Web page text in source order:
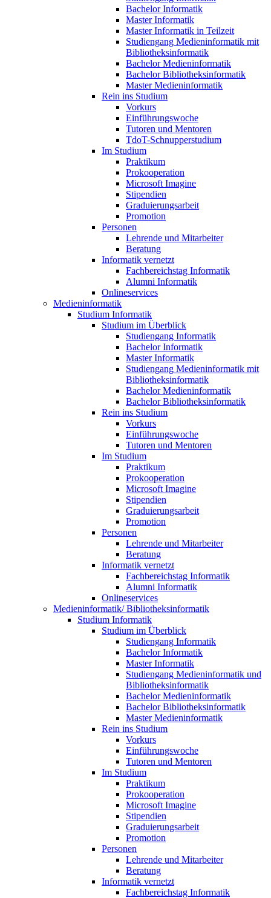
Bachelor Informatik
Master Informatik
Master Informatik in Teilzeit
Studiengang Medieninformatik mit
Bibliotheksinformatik
Bachelor Medieninformatik
Bachelor Bibliotheksinformatik
Master Medieninformatik
Rein ins Studium
Vorkurs
Einführungswoche
Tutoren und Mentoren
TdoT-Schnupperstudium
Im Studium
Praktikum
Prokooperation
Microsoft Imagine
Stipendien
Graduierungsarbeit
Promotion
Personen
Lehrende und Mitarbeiter
Beratung
Informatik vernetzt
Fachbereichstag Informatik
Alumni Informatik
Onlineservices
Medieninformatik
Studium Informatik
Studium im Überblick
Studiengang Informatik
Bachelor Informatik
Master Informatik
Studiengang Medieninformatik mit
Bibliotheksinformatik
Bachelor Medieninformatik
Bachelor Bibliotheksinformatik
Rein ins Studium
Vorkurs
Einführungswoche
Tutoren und Mentoren
Im Studium
Praktikum
Prokooperation
Microsoft Imagine
Stipendien
Graduierungsarbeit
Promotion
Personen
Lehrende und Mitarbeiter
Beratung
Informatik vernetzt
Fachbereichstag Informatik
Alumni Informatik
Onlineservices
Medieninformatik/ Bibliotheksinformatik
Studium Informatik
Studium im Überblick
Studiengang Informatik
Bachelor Informatik
Master Informatik
Studiengang Medieninformatik und
Bibliotheksinformatik
Bachelor Medieninformatik
Bachelor Bibliotheksinformatik
Master Medieninformatik
Rein ins Studium
Vorkurs
Einführungswoche
Tutoren und Mentoren
Im Studium
Praktikum
Prokooperation
Microsoft Imagine
Stipendien
Graduierungsarbeit
Promotion
Personen
Lehrende und Mitarbeiter
Beratung
Informatik vernetzt
Fachbereichstag Informatik